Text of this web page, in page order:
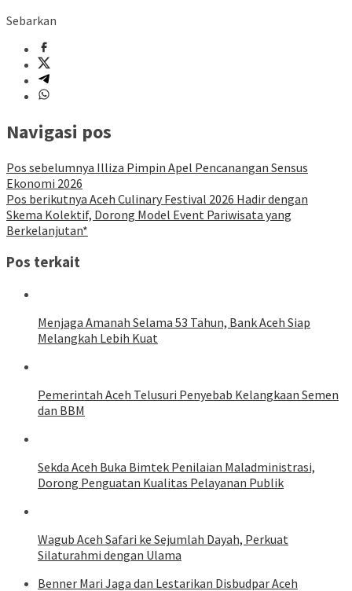
Sebarkan
Navigasi pos
Pos sebelumnya Illiza Pimpin Apel Pencanangan Sensus
Ekonomi 2026
Pos berikutnya Aceh Culinary Festival 2026 Hadir dengan
Skema Kolektif, Dorong Model Event Pariwisata yang
Berkelanjutan*
Pos terkait
Menjaga Amanah Selama 53 Tahun, Bank Aceh Siap
Melangkah Lebih Kuat
Pemerintah Aceh Telusuri Penyebab Kelangkaan Semen
dan BBM
Sekda Aceh Buka Bimtek Penilaian Maladministrasi,
Dorong Penguatan Kualitas Pelayanan Publik
Wagub Aceh Safari ke Sejumlah Dayah, Perkuat
Silaturahmi dengan Ulama
Benner Mari Jaga dan Lestarikan Disbudpar Aceh